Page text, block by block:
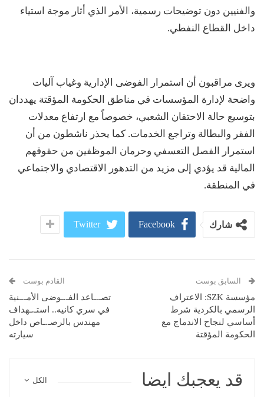
والفنيين دون توضيحات رسمية، الأمر الذي أثار موجة استياء
داخل القطاع النفطي.
ويرى مراقبون أن استمرار الفوضى الإدارية وغياب آليات
واضحة لإدارة المؤسسات في مناطق الحكومة المؤقتة يهددان
بتوسيع حالة الاحتقان الشعبي، خصوصاً مع ارتفاع معدلات
الفقر والبطالة وتراجع الخدمات. كما يحذر ناشطون من أن
استمرار الفصل التعسفي وحرمان الموظفين من حقوقهم
المالية قد يؤدي إلى مزيد من التدهور الاقتصادي والاجتماعي
في المنطقة.
شارك Facebook
Twitter
السابق بوست
مؤسسة SZK: الاعتراف
الرسمي بالكردية شرط
أساسي لنجاح الاندماج مع
الحكومة المؤقتة
القادم بوست
تصـ.ـاعد الفـ.ـوضى الأمـ.ـنية
في سري كانيه.. استـ.ـهداف
مهندس بالرصـ.ـاص داخل
سيارته
الكل قد يعجبك ايضا